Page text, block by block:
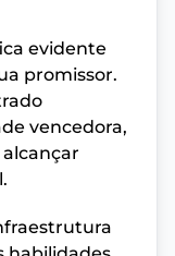
evidente
promissor.
vencedora,